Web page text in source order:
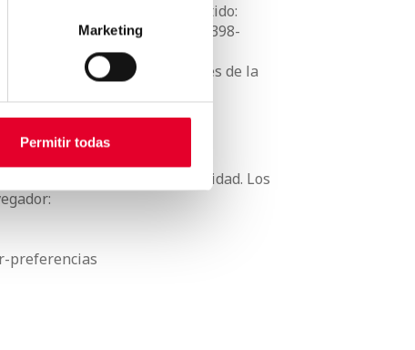
Marketing
Permitir todas
recopiladas. En este sentido:
ID cdb22c50-e223-4142-8398-
por el usuario a través de la
más preciso sobre la privacidad. Los
preferencias